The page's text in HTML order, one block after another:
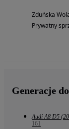
Zduńska
Prywatny
Generacje
Audi A8 D5
161